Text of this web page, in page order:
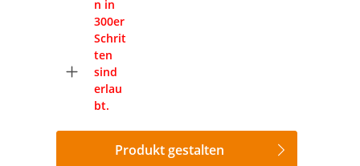
n in
300er
Schrit
ten
sind
erlau
bt.
Produkt gestalten